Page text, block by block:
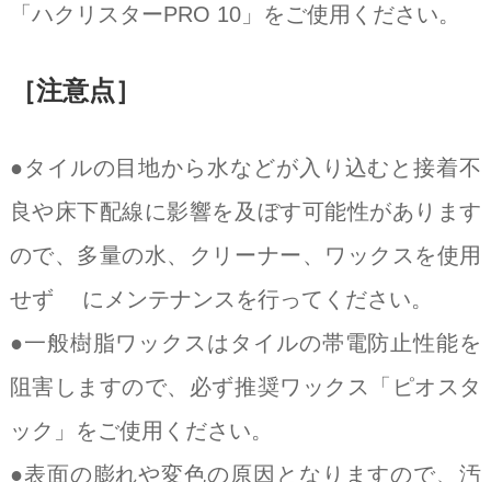
「ハクリスターPRO 10」をご使用ください。
［注意点］
●タイルの目地から水などが入り込むと接着不
良や床下配線に影響を及ぼす可能性があります
ので、多量の水、クリーナー、ワックスを使用
せず にメンテナンスを行ってください。
●一般樹脂ワックスはタイルの帯電防止性能を
阻害しますので、必ず推奨ワックス「ピオスタ
ック」をご使用ください。
●表面の膨れや変色の原因となりますので、汚